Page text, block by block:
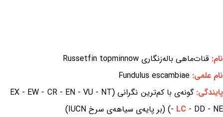
نام: قنات‌ماهی باله‌زنگاری Russetfin topminnow
نام علمی: Fundulus escambiae
پایندگی:
گونه‌ی با کم‌ترین نگرانی (EX - EW - CR - EN - VU - NT
- LC - DD - NE) (بر پایه‌ی سیاهه‌ی سرخ IUCN)